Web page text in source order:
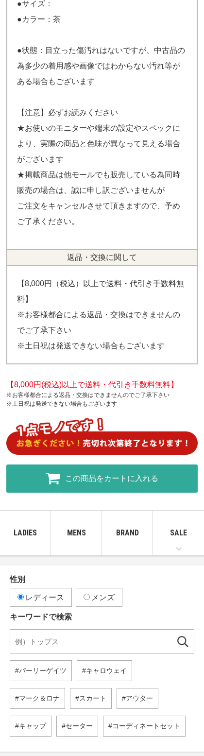
●サイズ：
●カラー：茶
●状態：目立った傷汚れはないですが、中古品の
為多少の着用感や画像ではわからない汚れ等が
ある場合もございます
【注意】必ずお読みください
★お使いのモニターや端末の設定やスペックに
より、実際の商品と色味が異なって見える場合
がございます
★掲載商品は他モールでも販売している為同時
販売の場合は、誠に申し訳ございませんが
ご注文をキャンセルさせて頂きますので、予め
ご了承ください。
返品・交換に関して
【8,000円（税込）以上で送料・代引き手数料無
料】
※お客様都合による返品・交換はできませんの
でご了承下さい
※土日祝は発送できない場合もございます
【8,000円(税込)以上で送料・代引き手数料無料】
※お客様都合による返品・交換はできませんのでご了承下さい
※土日祝は発送できない場合もございます
この商品をカートに入れる
LADIES MENS BRAND SALE
性別
レディース メンズ
キーワードで検索
パーリーゲイツ キャロウェイ
マーク＆ロナ スカート アウター
キャップ セーター コーディネートセット